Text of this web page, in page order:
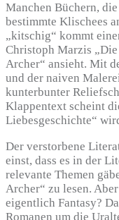
Manchen Büchern,
bestimmte Klischees
„kitschig“ kommt
Christoph Marzis „Die
Archer“ ansieht. Mit
und der naiven
kunterbunter
Klappentext scheint
Liebesgeschichte“
Der verstorbene
einst, dass es in der
relevante Themen
Archer“ zu lesen.
eigentlich Fantasy?
Romanen um die